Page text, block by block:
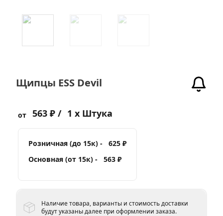
Щипцы ESS Devil
от 563 ₽ / 1 x Штука
Розничная (до 15к) -
625 ₽
Основная (от 15к) -
563 ₽
Наличие товара, варианты и стоимость доставки
будут указаны далее при оформлении заказа.